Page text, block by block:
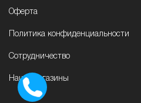
Оферта
Политика конфиденциальности
Сотрудничество
Наши магазины